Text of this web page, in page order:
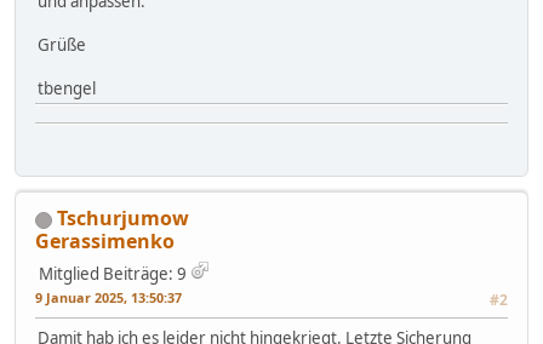
Grüße
tbengel
Tschurjumow
Gerassimenko
Mitglied Beiträge: 9
9 Januar 2025, 13:50:37 #2
Damit hab ich es leider nicht hingekriegt. Letzte Sicherung